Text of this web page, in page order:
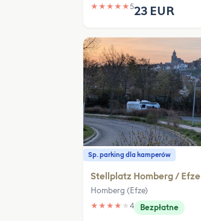
★ ★ ★ ★ ★523 EUR
Sp. parking dla kamperów
Stellplatz Homberg / Efze
Homberg (Efze)
★ ★ ★ ★ ★ 4 Bezpłatne